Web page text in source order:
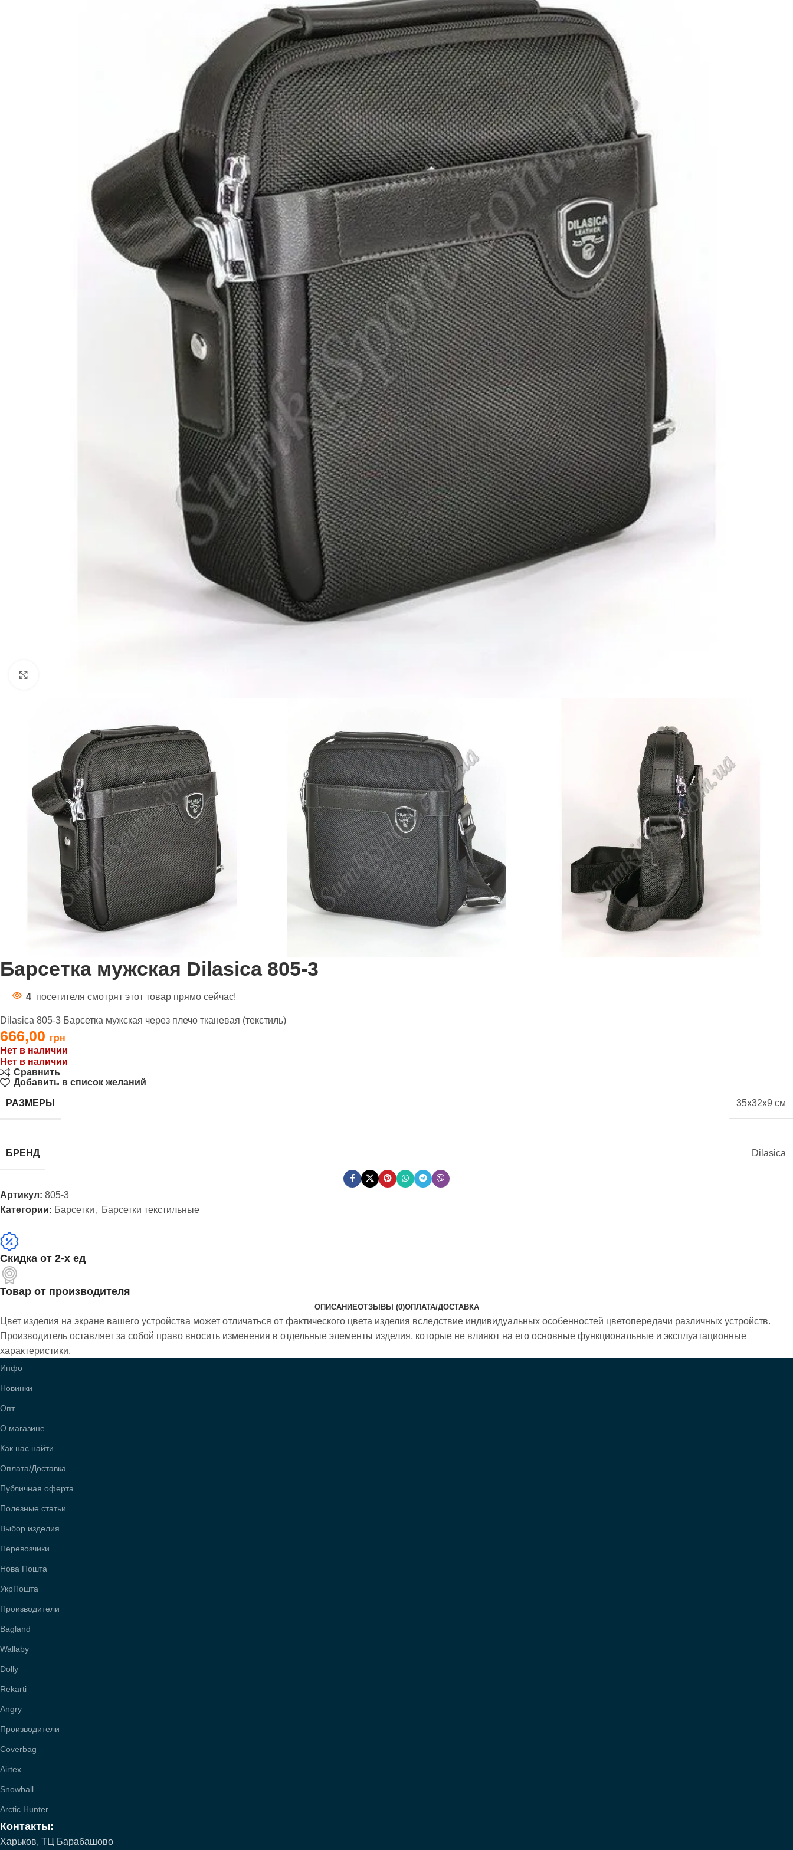
Барсетка мужская Dilasica 805-3
4 посетителя смотрят этот товар прямо сейчас!
Dilasica 805-3 Барсетка мужская через плечо тканевая (текстиль)
666,00
Нет в наличии
Нет в наличии
Сравнить
Добавить в список желаний
РАЗМЕРЫ 35x32x9 см
БРЕНД Dilasica
Артикул: 805-3
Категории: Барсетки , Барсетки текстильные
Скидка от 2-х ед
Товар от производителя
ОПИСАНИЕОТЗЫВЫ (0)ОПЛАТА/ДОСТАВКА
Цвет изделия на экране вашего устройства может отличаться от фактического цвета изделия вследствие индивидуальных особенностей цветопередачи различных устройств.
Производитель оставляет за собой право вносить изменения в отдельные элементы изделия, которые не влияют на его основные функциональные и эксплуатационные
характеристики.
Инфо
Новинки
Опт
О магазине
Как нас найти
Оплата/Доставка
Публичная оферта
Полезные статьи
Выбор изделия
Перевозчики
Нова Пошта
УкрПошта
Производители
Bagland
Wallaby
Dolly
Rekarti
Angry
Производители
Coverbag
Airtex
Snowball
Arctic Hunter
Контакты:
Харьков, ТЦ Барабашово